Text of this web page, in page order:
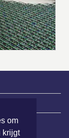
om
krijgt